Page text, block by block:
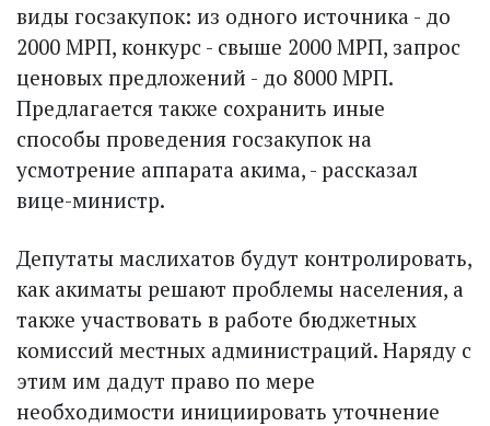
виды госзакупок: из одного источника - до
2000 МРП, конкурс - свыше 2000 МРП, запрос
ценовых предложений - до 8000 МРП.
Предлагается также сохранить иные
способы проведения госзакупок на
усмотрение аппарата акима, - рассказал
вице-министр.
Депутаты маслихатов будут контролировать,
как акиматы решают проблемы населения, а
также участвовать в работе бюджетных
комиссий местных администраций. Наряду с
этим им дадут право по мере
необходимости инициировать уточнение